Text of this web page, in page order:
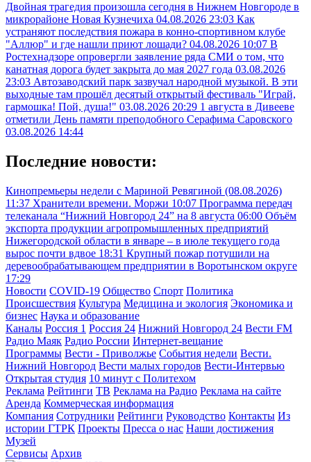
Двойная трагедия произошла сегодня в Нижнем Новгороде в
микрорайоне Новая Кузнечиха 04.08.2026 23:03 Как
устраняют последствия пожара в конно-спортивном клубе
"Аллюр" и где нашли приют лошади? 04.08.2026 10:07 В
Ростехнадзоре опровергли заявление ряда СМИ о том, что
канатная дорога будет закрыта до мая 2027 года 03.08.2026
23:03 Автозаводский парк зазвучал народной музыкой. В эти
выходные там прошёл десятый открытый фестиваль "Играй,
гармошка! Пой, душа!" 03.08.2026 20:29 1 августа в Дивееве
отметили День памяти преподобного Серафима Саровского
03.08.2026 14:44
Последние новости:
Кинопремьеры недели с Мариной Ревягиной (08.08.2026)
11:37 Хранители времени. Моржи 10:07 Программа передач
телеканала “Нижний Новгород 24” на 8 августа 06:00 Объём
экспорта продукции агропромышленных предприятий
Нижегородской области в январе – в июле текущего года
вырос почти вдвое 18:31 Крупный пожар потушили на
деревообрабатывающем предприятии в Воротынском округе
17:29
Новости COVID-19 Общество Спорт Политика
Происшествия Культура Медицина и экология Экономика и
бизнес Наука и образование
Каналы Россия 1 Россия 24 Нижний Новгород 24 Вести FM
Радио Маяк Радио России Интернет-вещание
Программы Вести - Приволжье События недели Вести.
Нижний Новгород Вести малых городов Вести-Интервью
Открытая студия 10 минут с Политехом
Реклама Рейтинги ТВ Реклама на Радио Реклама на сайте
Аренда Коммерческая информация
Компания Сотрудники Рейтинги Руководство Контакты Из
истории ГТРК Проекты Пресса о нас Наши достижения
Музей
Сервисы Архив